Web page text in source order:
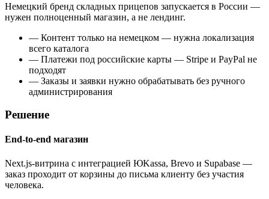
Немецкий бренд складных прицепов запускается в России —
нужен полноценный магазин, а не лендинг.
— Контент только на немецком — нужна локализация
всего каталога
— Платежи под российские карты — Stripe и PayPal не
подходят
— Заказы и заявки нужно обрабатывать без ручного
администрирования
Решение
End-to-end магазин
Next.js-витрина с интеграцией ЮKassa, Brevo и Supabase —
заказ проходит от корзины до письма клиенту без участия
человека.